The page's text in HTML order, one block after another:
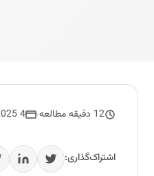
12 دقیقه مطالعه 4 May 2025
اشتراک‌گذاری: